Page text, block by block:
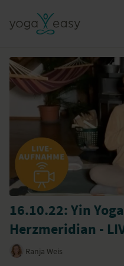
16.10.22: Yin
Herzmeridian -
Ranja Weis